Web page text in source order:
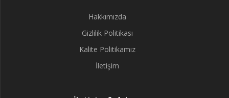
Hakkımızda
Gizlilik Politikası
Kalite Politikamız
İletişim